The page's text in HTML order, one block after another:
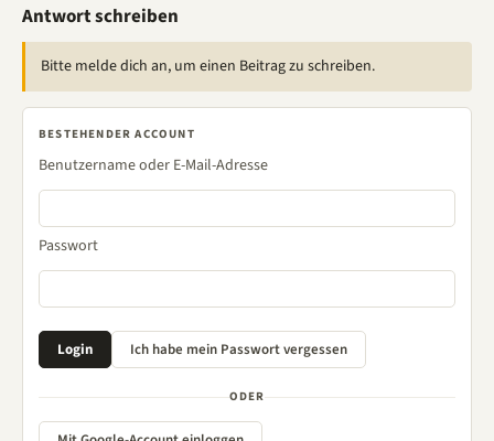
Antwort schreiben
Bitte melde dich an, um einen Beitrag zu schreiben.
BESTEHENDER ACCOUNT
Benutzername oder E-Mail-Adresse
Passwort
ODER